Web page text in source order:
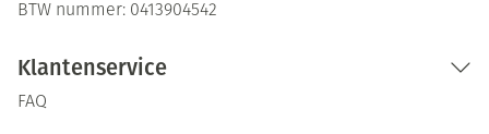
BTW nummer: 0413904542
Klantenservice
FAQ